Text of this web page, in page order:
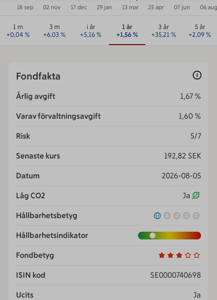
18 sep 02 nov 17 dec 29 jan 13 mar 25 apr 07 jun 06 aug
1 m
+0,04 %
3 m
+6,03 %
i år
+5,16%
1 år
+1,56%
3 år
+35,21 %
5 år
+2,09%
Fondfakta
Årlig avgift 1,67 %
Varav förvaltningsavgift 1,60 %
Risk 5/7
Senaste kurs 192,82 SEK
Datum 2026-08-05
Låg CO2 Ja
Hållbarhetsbetyg
Hållbarhetsindikator
Fondbetyg
ISIN kod SE0000740698
Ucits Ja